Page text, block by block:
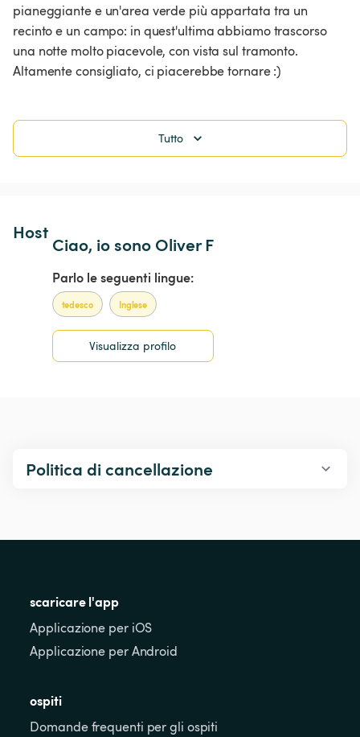
pianeggiante e un'area verde più appartata tra un
recinto e un campo: in quest'ultima abbiamo trascorso
una notte molto piacevole, con vista sul tramonto.
Altamente consigliato, ci piacerebbe tornare :)
Tutto
Host
Ciao, io sono Oliver F
Parlo le seguenti lingue:
tedesco Inglese
Visualizza profilo
Politica di cancellazione
scaricare l'app
Applicazione per iOS
Applicazione per Android
ospiti
Domande frequenti per gli ospiti